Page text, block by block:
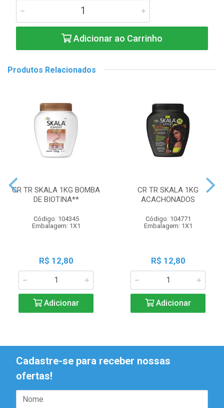
Adicionar ao Carrinho
Produtos Relacionados
CR TR SKALA 1KG BOMBA
DE BIOTINA**
Código: 104345
Embalagem: 1X1
R$ 12,80
Adicionar
CR TR SKALA 1KG
ACACHONADOS
Código: 104771
Embalagem: 1X1
R$ 12,80
Adicionar
Cadastre-se para receber nossas
ofertas!